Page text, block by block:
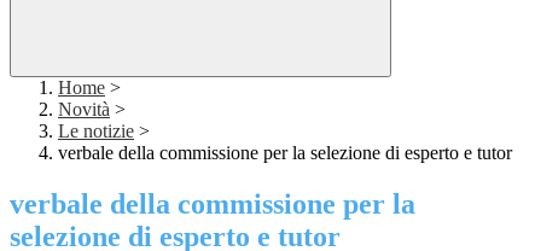
Home >
Novità >
Le notizie >
verbale della commissione per la selezione di esperto e tutor
verbale della commissione per la
selezione di esperto e tutor